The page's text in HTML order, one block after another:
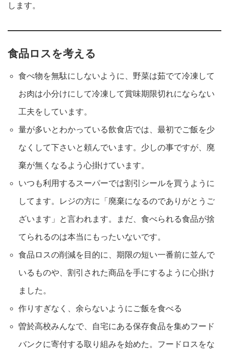
します。
食品ロスを考える
食べ物を無駄にしないように、野菜は茹でて冷凍して
お肉は小分けにして冷凍して賞味期限切れにならない
工夫をしています。
量が多いとわかっている飲食店では、最初でご飯を少
なくして下さいと頼んでいます。少しの事ですが、廃
棄が無くなるよう心掛けています。
いつも利用するスーパーでは割引シールを買うように
してます。レジの方に「廃棄になるのでありがとうご
ざいます」と言われます。まだ、食べられる食品が捨
てられるのは本当にもったいないです。
食品ロスの削減を目的に、期限の短い一番前に並んで
いるものや、割引された商品を手にするように心掛け
ました。
作りすぎなく、余らないようにご飯を食べる
曽於高校みんなで、自宅にある保存食品を集めフード
バンクに寄付する取り組みを始めた。フードロスをな